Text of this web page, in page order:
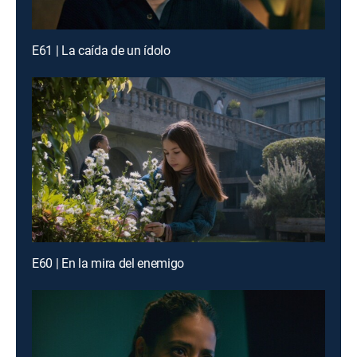
E61 | La caída de un ídolo
E60 | En la mira del enemigo